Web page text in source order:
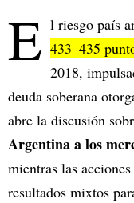
E l riesgo país
433–435
2018,
deuda soberana
abre la discusión
Argentina a los
mientras las
resultados mixtos